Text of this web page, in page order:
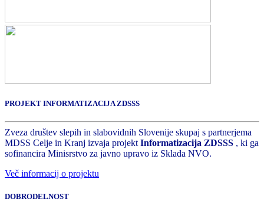
PROJEKT INFORMATIZACIJA ZDSSS
Zveza društev slepih in slabovidnih Slovenije skupaj s partnerjema
MDSS Celje in Kranj izvaja projekt Informatizacija ZDSSS , ki ga
sofinancira Minisrstvo za javno upravo iz Sklada NVO.
Več informacij o projektu
DOBRODELNOST